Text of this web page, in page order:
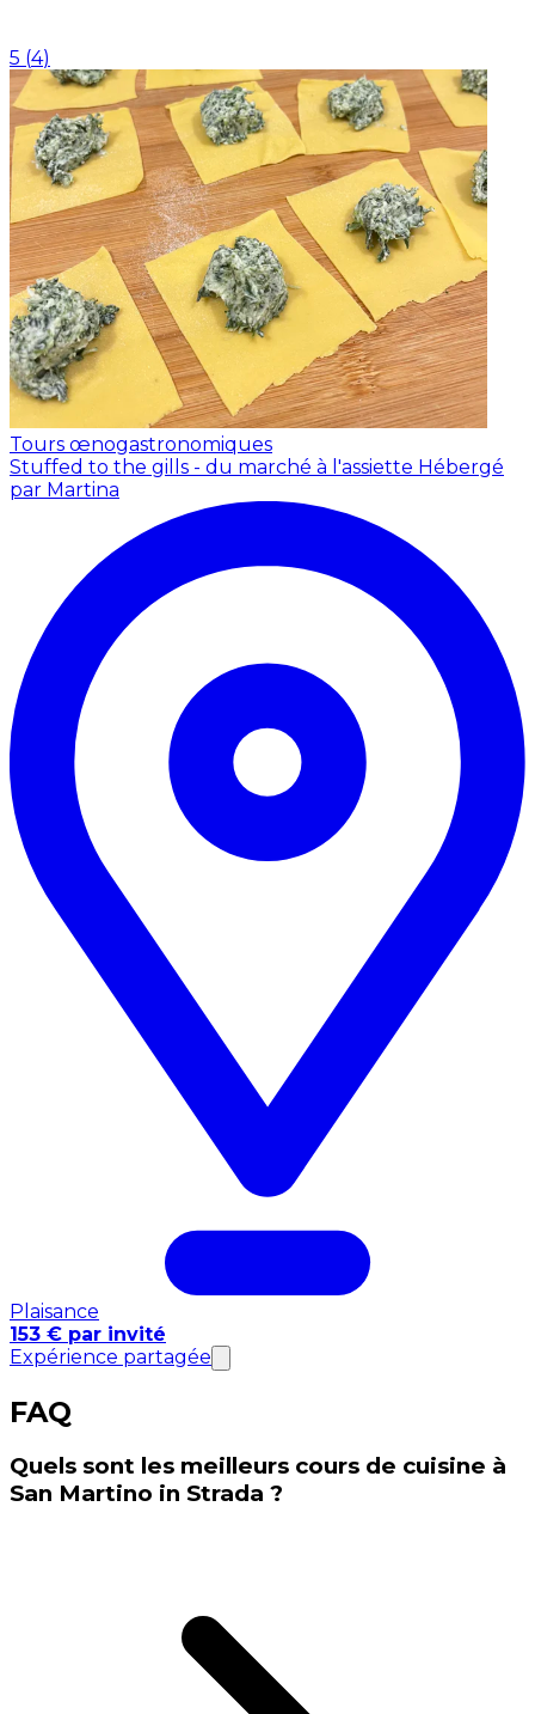
5 (4)
Tours œnogastronomiques
Stuffed to the gills - du marché à l'assiette Hébergé
par Martina
Plaisance
153 € par invité
Expérience partagée
FAQ
Quels sont les meilleurs cours de cuisine à
San Martino in Strada ?